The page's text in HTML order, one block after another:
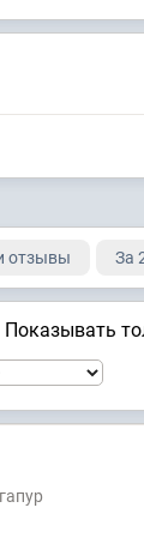
отзывы За
Показывать